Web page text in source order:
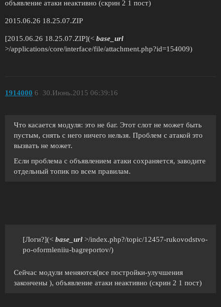
объявление атаки неактивно (скрин 2 1 пост)
2015.06.26 18.25.07.ZIP
[2015.06.26 18.25.07.ZIP](< base_url
>/applications/core/interface/file/attachment.php?id=154009)
1914000 30.Июнь.2015 06:39:16
6
Что касается модуля: это не баг. Этот слот не может быть
пустым, снять с него ничего нельзя. Проблем с атакой это
вызвать не может.
Если проблема с объявлением атаки сохраняется, заводите
отдельный топик по всем правилам.
[Логи?](< base_url >/index.php?/topic/12457-rukovodstvo-
po-oformleniiu-bagreportov/)
Сейчас модули меняются(все постройки-улучшения
закончены ), объявление атаки неактивно (скрин 2 1 пост)